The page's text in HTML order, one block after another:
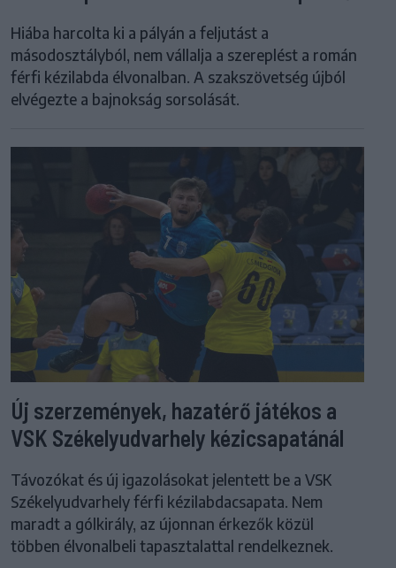
Hiába harcolta ki a pályán a feljutást a
másodosztályból, nem vállalja a szereplést a román
férfi kézilabda élvonalban. A szakszövetség újból
elvégezte a bajnokság sorsolását.
Új szerzemények, hazatérő játékos a
VSK Székelyudvarhely kézicsapatánál
Távozókat és új igazolásokat jelentett be a VSK
Székelyudvarhely férfi kézilabdacsapata. Nem
maradt a gólkirály, az újonnan érkezők közül
többen élvonalbeli tapasztalattal rendelkeznek.